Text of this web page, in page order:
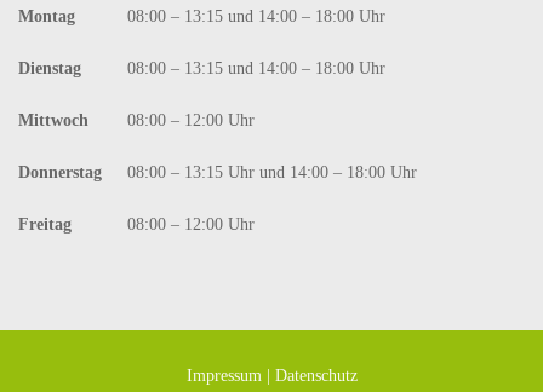
Montag 08:00 – 13:15 und 14:00 – 18:00 Uhr
Dienstag 08:00 – 13:15 und 14:00 – 18:00 Uhr
Mittwoch 08:00 – 12:00 Uhr
Donnerstag 08:00 – 13:15 Uhr und 14:00 – 18:00 Uhr
Freitag 08:00 – 12:00 Uhr
Impressum| Datenschutz